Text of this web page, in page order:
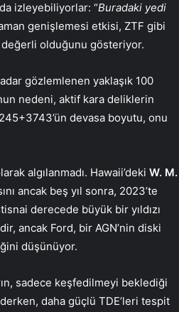
izleyebiliyorlar: “Buradaki yedi
genişlemesi etkisi, ZTF gibi
değerli olduğunu gösteriyor.
gözlemlenen yaklaşık 100
nedeni, aktif kara deliklerin
devasa boyutu, onu
algılanmadı. Hawaii’deki W. M.
ancak beş yıl sonra, 2023’te
derecede büyük bir yıldızı
ancak Ford, bir AGN’nin diski
düşünüyor.
sadece keşfedilmeyi beklediği
daha güçlü TDE’leri tespit